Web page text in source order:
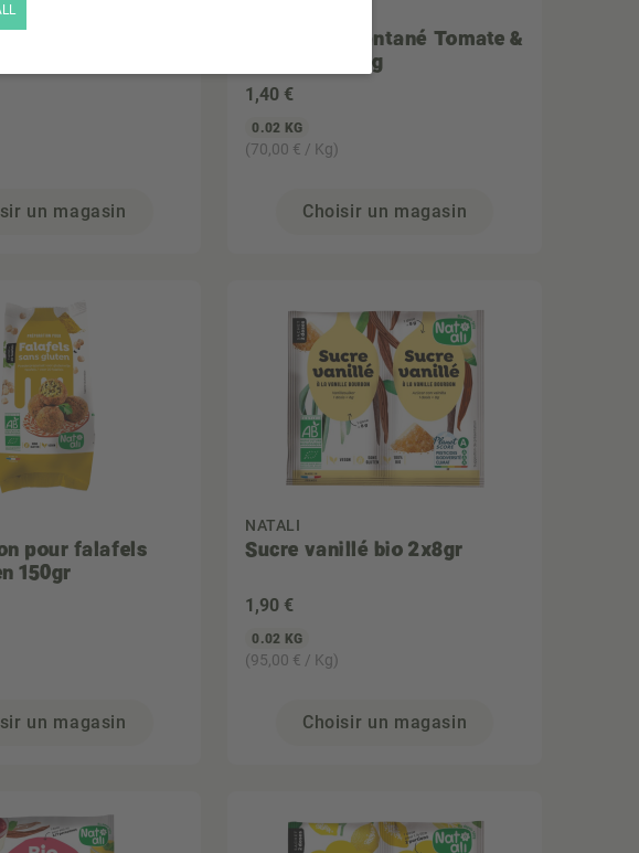
Épinard
un magasin
Potabio instantané Tomate &
Basilic 2x 8,5g
1 ,40 €
0.02 KG
(70,00 € / Kg)
Choisir un magasin
pour falafels
150gr
un magasin
NATALI
Sucre vanillé bio 2x8gr
1 ,90 €
0.02 KG
(95,00 € / Kg)
Choisir un magasin